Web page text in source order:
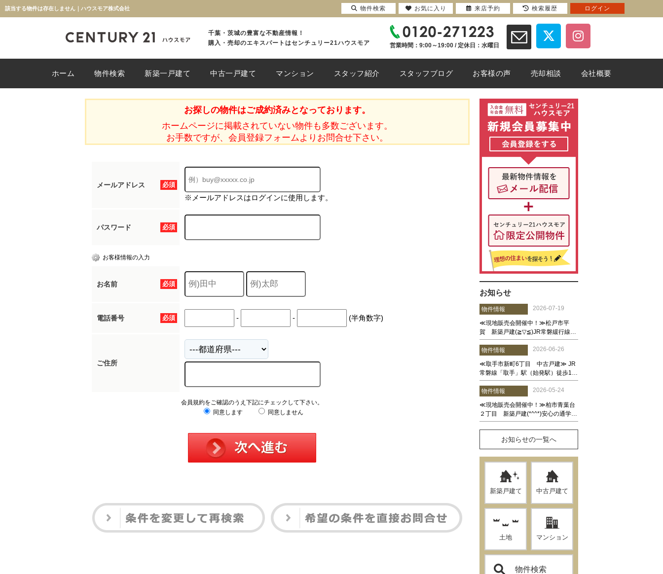
該当する物件は存在しません｜ハウスモア株式会社
千葉・茨城の豊富な不動産情報！
購入・売却のエキスパートはセンチュリー21ハウスモア
営業時間：9:00～19:00 / 定休日：水曜日
ホーム 物件検索 新築一戸建て 中古一戸建て マンション スタッフ紹介 スタッフブログ お客様の声 売却相談 会社概要
お探しの物件はご成約済みとなっております。
ホームページに掲載されていない物件も多数ございます。
お手数ですが、会員登録フォームよりお問合せ下さい。
必須
メールアドレス
※メールアドレスはログインに使用します。
必須
パスワード
お客様情報の入力
必須
お名前
必須
電話番号 - - (半角数字)
ご住所
会員規約をご確認のうえ下記にチェックして下さい。
同意します
同意しません
お知らせ
お知らせの一覧へ
新築戸建て 中古戸建て
土地 マンション
物件検索
物件検索 お気に入り 来店予約 検索履歴 ログイン